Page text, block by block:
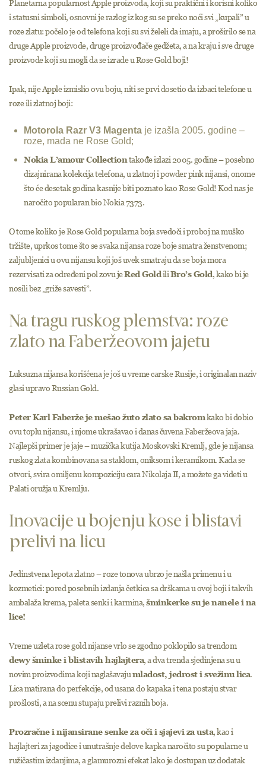
Planetarna popularnost Apple proizvoda, koji su praktični i korisni koliko
i statusni simboli, osnovni je razlog iz kog su se preko noći svi „kupali” u
roze zlatu: počelo je od telefona koji su svi želeli da imaju, a proširilo se na
druge Apple proizvode, druge proizvođače gedžeta, a na kraju i sve druge
proizvode koji su mogli da se izrade u Rose Gold boji!
Ipak, nije Apple izmislio ovu boju, niti se prvi dosetio da izbaci telefone u
roze ili zlatnoj boji:
Motorola Razr V3 Magenta je izašla 2005. godine –
roze, mada ne Rose Gold;
Nokia L’amour Collectiontakođe izlazi 2005. godine – posebno
dizajnirana kolekcija telefona, u zlatnoj i powder pink nijansi, onome
što će desetak godina kasnije biti poznato kao Rose Gold! Kod nas je
naročito popularan bio Nokia 7373.
O tome koliko je Rose Gold popularna boja svedoči i proboj na muško
tržište, uprkos tome što se svaka nijansa roze boje smatra ženstvenom;
zaljubljenici u ovu nijansu koji još uvek smatraju da se boja mora
rezervisati za određeni pol zovu jeRed GoldiliBro’s Gold, kako bi je
nosili bez „griže savesti”.
Na tragu ruskog plemstva: roze
zlato na Faberžeovom jajetu
Luksuzna nijansa korišćena je još u vreme carske Rusije, i originalan naziv
glasi upravo Russian Gold.
Peter Karl Faberže je mešao žuto zlato sa bakromkako bi dobio
ovu toplu nijansu, i njome ukrašavao i danas čuvena Faberžeova jaja.
Najlepši primer je jaje – muzička kutija Moskovski Kremlj, gde je nijansa
ruskog zlata kombinovana sa staklom, oniksom i keramikom. Kada se
otvori, svira omiljenu kompoziciju cara Nikolaja II, a možete ga videti u
Palati oružja u Kremlju.
Inovacije u bojenju kose i blistavi
prelivi na licu
Jedinstvena lepota zlatno – roze tonova ubrzo je našla primenu i u
kozmetici: pored posebnih izdanja četkica sa drškama u ovoj boji i takvih
ambalaža krema, paleta senki i karmina,šminkerke su je nanele i na
lice!
Vreme uzleta rose gold nijanse vrlo se zgodno poklopilo sa trendom
dewy šminke i blistavih hajlajtera, a dva trenda sjedinjena su u
novim proizvodima koji naglašavajumladost, jedrost i svežinu lica.
Lica matirana do perfekcije, od usana do kapaka i tena postaju stvar
prošlosti, a na scenu stupaju prelivi raznih boja.
Prozračne i nijansirane senke za oči i sjajevi za usta, kao i
hajlajteri za jagodice i unutrašnje delove kapka naročito su popularne u
ružičastim izdanjima, a glamurozni efekat lako je dostupan uz dodatak